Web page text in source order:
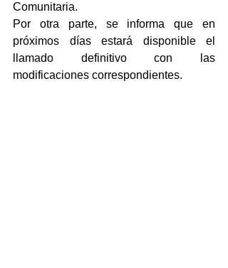
Comunitaria.
Por otra parte, se informa que en
próximos días estará disponible el
llamado definitivo con las
modificaciones correspondientes.